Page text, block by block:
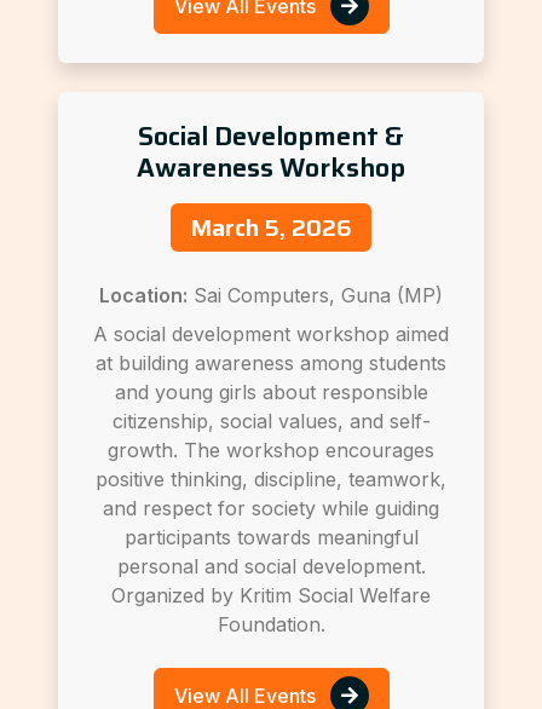
View All Events
Social Development &
Awareness Workshop
March 5, 2026
Location: Sai Computers, Guna (MP)
A social development workshop aimed
at building awareness among students
and young girls about responsible
citizenship, social values, and self-
growth. The workshop encourages
positive thinking, discipline, teamwork,
and respect for society while guiding
participants towards meaningful
personal and social development.
Organized by Kritim Social Welfare
Foundation.
View All Events